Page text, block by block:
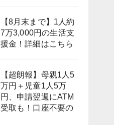
【8月末まで】1人約
7万3,000円の生活支
援金！詳細はこちら
【超朗報】母親1人5
万円＋児童1人5万
円、申請翌週にATM
受取も！口座不要の